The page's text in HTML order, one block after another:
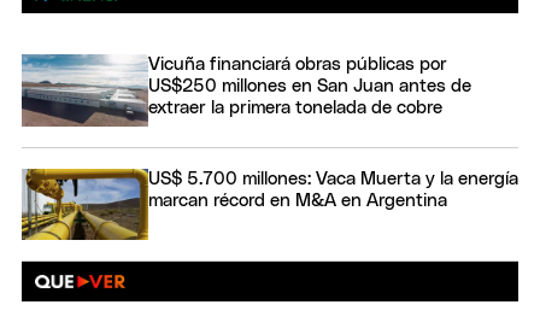
Vicuña financiará obras públicas por
US$250 millones en San Juan antes de
extraer la primera tonelada de cobre
US$ 5.700 millones: Vaca Muerta y la energía
marcan récord en M&A en Argentina